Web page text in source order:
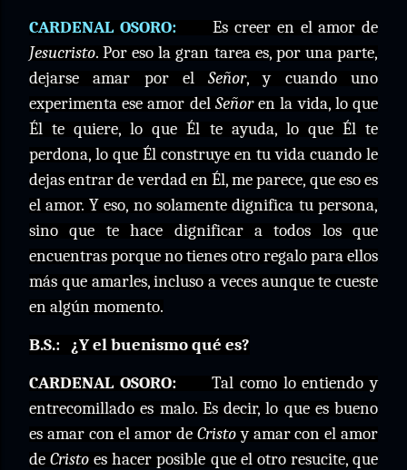
CARDENAL OSORO:
Es creer en el amor de
Jesucristo. Por eso la gran tarea es, por una parte,
dejarse amar por elSeñor, y cuando uno
experimenta ese amor del Señoren la vida, lo que
Él te quiere, lo que Él te ayuda, lo que Él te
perdona, lo que Él construye en tu vida cuando le
dejas entrar de verdad en Él, me parece, que eso es
el amor. Y eso, no solamente dignifica tu persona,
sino que te hace dignificar a todos los que
encuentras porque no tienes otro regalo para ellos
más que amarles, incluso a veces aunque te cueste
en algún momento.
B.S.: ¿Y el buenismo qué es?
CARDENAL OSORO:
Tal como lo entiendo y
entrecomillado es malo. Es decir, lo que es bueno
es amar con el amor de Cristoy amar con el amor
deCristo es hacer posible que el otro resucite, que